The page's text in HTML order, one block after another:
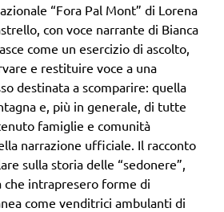
“Fora Pal Mont” di Lorena
con voce narrante di Bianca
come un esercizio di ascolto,
e restituire voce a una
destinata a scomparire: quella
e, più in generale, di tutte
famiglie e comunità
narrazione ufficiale. Il racconto
sulla storia delle “sedonere”,
che intrapresero forme di
come venditrici ambulanti di